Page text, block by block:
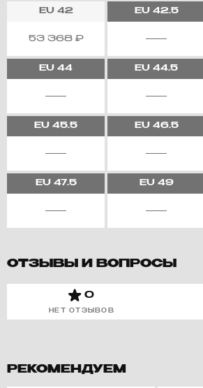
EU42
53 368 ₽
EU42.5
EU 44 EU 44.5
EU 45.5 EU46.5
EU47.5 EU49
ОТЗЫВЫ И ВОПРОСЫ
0
НЕТ ОТЗЫВОВ
РЕКОМЕНДУЕМ